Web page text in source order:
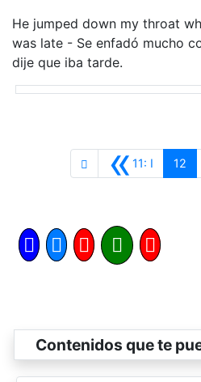
He jumped down my throat
was late - Se enfadó mucho
dije que iba tarde.
«11: IAnterior
12
Contenidos que te